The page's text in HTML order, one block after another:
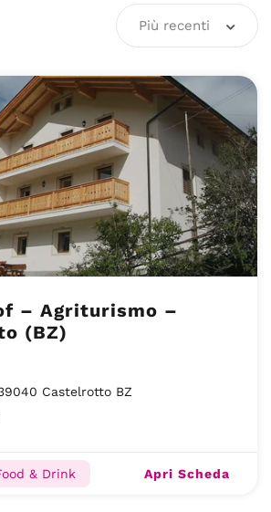
Più recenti
– Agriturismo –
(BZ)
Castelrotto BZ
& Drink Apri Scheda